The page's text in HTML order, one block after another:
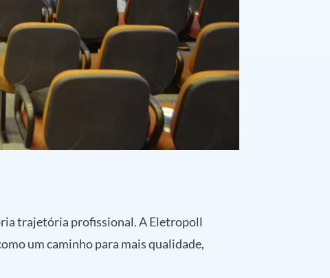
trajetória profissional. A Eletropoll
um caminho para mais qualidade,